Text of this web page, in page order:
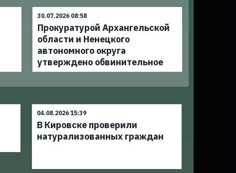
30.07.2026 08:58
Прокуратурой Архангельской
области и Ненецкого
автономного округа
утверждено обвинительное
04.08.2026 15:39
В Кировске проверили
натурализованных граждан